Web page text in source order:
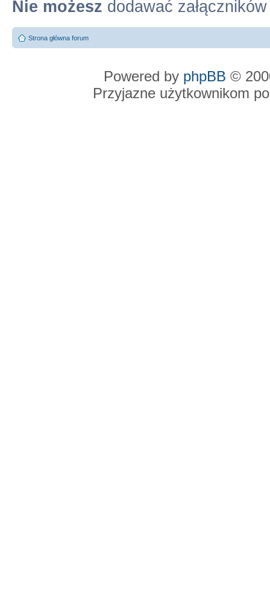
Nie możesz dodawać załączników
Strona główna forum
Powered by phpBB ©
Przyjazne użytkownikom